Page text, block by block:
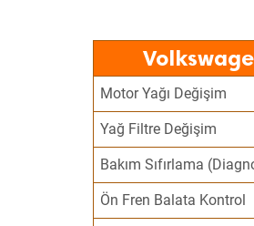
Motor Yağı Değişim
Yağ Filtre Değişim
Bakım Sıfırlama
Ön Fren Balata Kontrol